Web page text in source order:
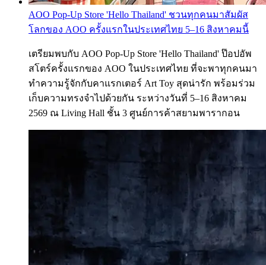
AOO Pop-Up Store 'Hello Thailand' ชวนทุกคนมาสัมผัส
โลกของ AOO ครั้งแรกในประเทศไทย 5–16 สิงหาคมนี้
เตรียมพบกับ AOO Pop-Up Store 'Hello Thailand' ป๊อปอัพ
สโตร์ครั้งแรกของ AOO ในประเทศไทย ที่จะพาทุกคนมา
ทำความรู้จักกับคาแรกเตอร์ Art Toy สุดน่ารัก พร้อมร่วม
เก็บความทรงจำไปด้วยกัน ระหว่างวันที่ 5–16 สิงหาคม
2569 ณ Living Hall ชั้น 3 ศูนย์การค้าสยามพารากอน